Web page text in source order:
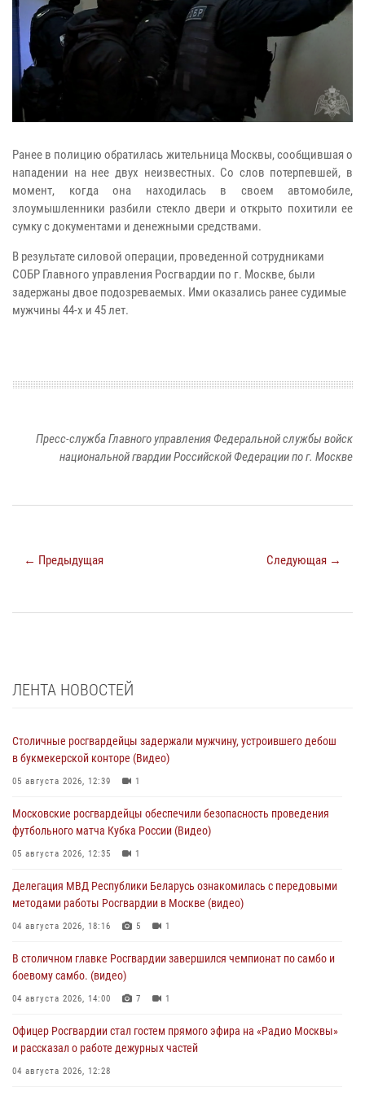
Ранее в полицию обратилась жительница Москвы, сообщившая о
нападении на нее двух неизвестных. Со слов потерпевшей, в
момент, когда она находилась в своем автомобиле,
злоумышленники разбили стекло двери и открыто похитили ее
сумку с документами и денежными средствами.
В результате силовой операции, проведенной сотрудниками
СОБР Главного управления Росгвардии по г. Москве, были
задержаны двое подозреваемых. Ими оказались ранее судимые
мужчины 44-х и 45 лет.
Пресс-служба Главного управления Федеральной службы войск
национальной гвардии Российской Федерации по г. Москве
← Предыдущая Следующая →
ЛЕНТА НОВОСТЕЙ
Столичные росгвардейцы задержали мужчину, устроившего дебош
в букмекерской конторе (Видео)
05 августа 2026, 12:39 1
Московские росгвардейцы обеспечили безопасность проведения
футбольного матча Кубка России (Видео)
05 августа 2026, 12:35 1
Делегация МВД Республики Беларусь ознакомилась с передовыми
методами работы Росгвардии в Москве (видео)
04 августа 2026, 18:16 5 1
В столичном главке Росгвардии завершился чемпионат по самбо и
боевому самбо. (видео)
04 августа 2026, 14:00 7 1
Офицер Росгвардии стал гостем прямого эфира на «Радио Москвы»
и рассказал о работе дежурных частей
04 августа 2026, 12:28